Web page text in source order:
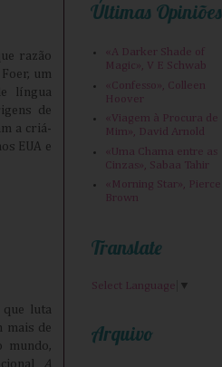
razão
um
língua
de
a criá-
EUA e
luta
mais de
mundo,
Últimas Opiniões
«A Darker Shade of
Magic», V E Schwab
«Confesso», Colleen
Hoover
«Viagem à Procura de
Mim», David Arnold
«Uma Chama entre as
Cinzas», Sabaa Tahir
«Morning Star», Pierce
Brown
Translate
Select Language ▼
Arquivo